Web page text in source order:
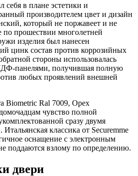
себя в плане эстетики и
производителем цвет и дизайн
который не поржавеет и не
по прошествии многолетней
изделия был нанесен
цинк состав против коррозийных
стороны использовалась
панелями, получившая полную
любых проявлений внешней
Biometric Ral 7009, Орех
чувство полной
сразу двумя
классика от Securemme
оснащение с электронным
поддаются взлому по определению.
двери